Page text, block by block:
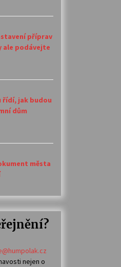
příprav
ale podávejte
řídí, jak budou
dům
města
nejen o